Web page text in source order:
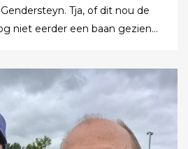
hebben echt hun best gedaan
de greens groen te houden
allerlei andere problemen op (
en op de greens ) dus